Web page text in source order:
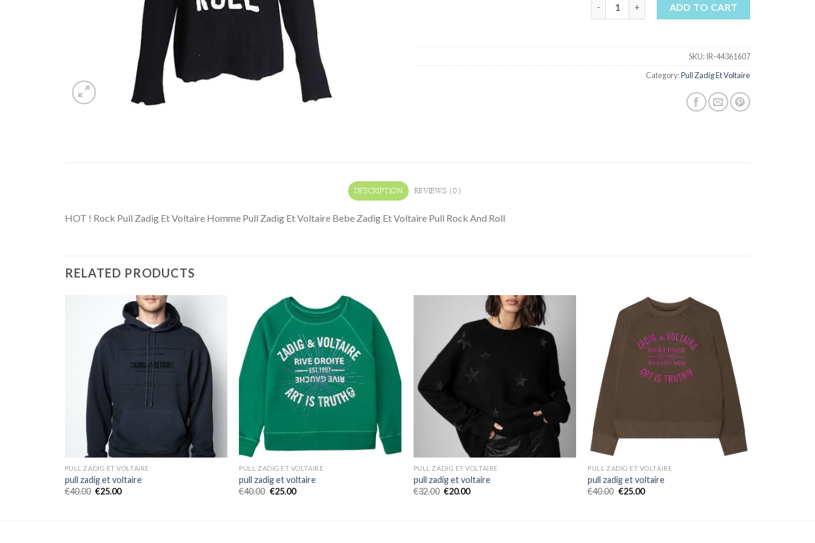
ADD TO CART
SKU:IR-44361607
Category:Pull Zadig Et Voltaire
DESCRIPTION REVIEWS (0)
HOT ! Rock Pull Zadig Et Voltaire Homme Pull Zadig Et Voltaire Bebe Zadig Et Voltaire Pull Rock And Roll
RELATED PRODUCTS
PULL ZADIG ET VOLTAIRE
pull zadig et voltaire
€40.00 €25.00
PULL ZADIG ET VOLTAIRE
pull zadig et voltaire
€40.00 €25.00
PULL ZADIG ET VOLTAIRE
pull zadig et voltaire
€32.00 €20.00
PULL ZADIG ET VOLTAIRE
pull zadig et voltaire
€40.00 €25.00